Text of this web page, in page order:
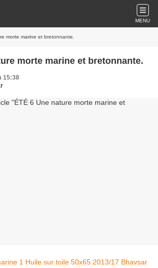
MENU
morte marine et bretonnante.
morte marine et bretonnante.
15:38